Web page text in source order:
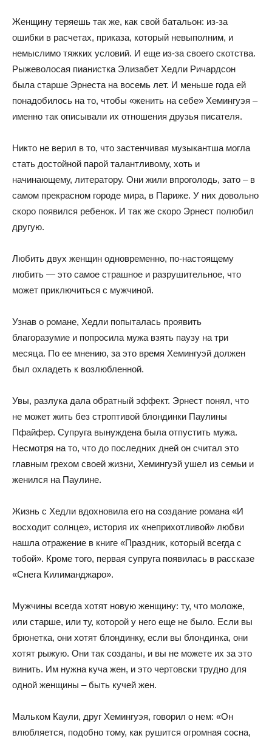
Женщину теряешь так же, как свой батальон: из-за
ошибки в расчетах, приказа, который невыполним, и
немыслимо тяжких условий. И еще из-за своего скотства.
Рыжеволосая пианистка Элизабет Хедли Ричардсон
была старше Эрнеста на восемь лет. И меньше года ей
понадобилось на то, чтобы «женить на себе» Хемингуэя –
именно так описывали их отношения друзья писателя.
Никто не верил в то, что застенчивая музыкантша могла
стать достойной парой талантливому, хоть и
начинающему, литератору. Они жили впроголодь, зато – в
самом прекрасном городе мира, в Париже. У них довольно
скоро появился ребенок. И так же скоро Эрнест полюбил
другую.
Любить двух женщин одновременно, по-настоящему
любить — это самое страшное и разрушительное, что
может приключиться с мужчиной.
Узнав о романе, Хедли попыталась проявить
благоразумие и попросила мужа взять паузу на три
месяца. По ее мнению, за это время Хемингуэй должен
был охладеть к возлюбленной.
Увы, разлука дала обратный эффект. Эрнест понял, что
не может жить без строптивой блондинки Паулины
Пфайфер. Супруга вынуждена была отпустить мужа.
Несмотря на то, что до последних дней он считал это
главным грехом своей жизни, Хемингуэй ушел из семьи и
женился на Паулине.
Жизнь с Хедли вдохновила его на создание романа «И
восходит солнце», история их «неприхотливой» любви
нашла отражение в книге «Праздник, который всегда с
тобой». Кроме того, первая супруга появилась в рассказе
«Снега Килиманджаро».
Мужчины всегда хотят новую женщину: ту, что моложе,
или старше, или ту, которой у него еще не было. Если вы
брюнетка, они хотят блондинку, если вы блондинка, они
хотят рыжую. Они так созданы, и вы не можете их за это
винить. Им нужна куча жен, и это чертовски трудно для
одной женщины – быть кучей жен.
Мальком Каули, друг Хемингуэя, говорил о нем: «Он
влюбляется, подобно тому, как рушится огромная сосна,